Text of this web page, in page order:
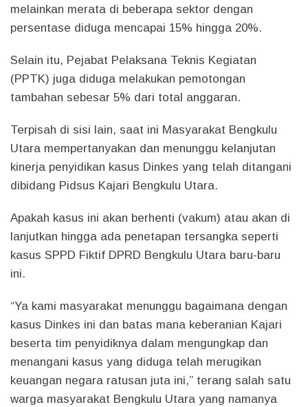
melainkan merata di beberapa sektor dengan
persentase diduga mencapai 15% hingga 20%.
Selain itu, Pejabat Pelaksana Teknis Kegiatan
(PPTK) juga diduga melakukan pemotongan
tambahan sebesar 5% dari total anggaran.
Terpisah di sisi lain, saat ini Masyarakat Bengkulu
Utara mempertanyakan dan menunggu kelanjutan
kinerja penyidikan kasus Dinkes yang telah ditangani
dibidang Pidsus Kajari Bengkulu Utara.
Apakah kasus ini akan berhenti (vakum) atau akan di
lanjutkan hingga ada penetapan tersangka seperti
kasus SPPD Fiktif DPRD Bengkulu Utara baru-baru
ini.
“Ya kami masyarakat menunggu bagaimana dengan
kasus Dinkes ini dan batas mana keberanian Kajari
beserta tim penyidiknya dalam mengungkap dan
menangani kasus yang diduga telah merugikan
keuangan negara ratusan juta ini,” terang salah satu
warga masyarakat Bengkulu Utara yang namanya